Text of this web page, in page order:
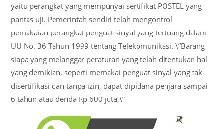
yaitu perangkat yang mempunyai sertifikat POSTEL yang
pantas uji. Pemerintah sendiri telah mengontrol
pemakaian perangkat penguat sinyal yang tertuang dalam
UU No. 36 Tahun 1999 tentang Telekomunikasi. \”Barang
siapa yang melanggar peraturan yang telah ditentukan hal
yang demikian, seperti memakai penguat sinyal yang tak
disertifikasi dan tanpa izin, dapat dipidana penjara sampai
6 tahun atau denda Rp 600 juta,\”